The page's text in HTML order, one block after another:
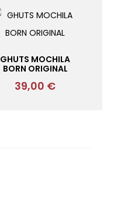
GHUTS MOCHILA
BORN ORIGINAL
39,00 €